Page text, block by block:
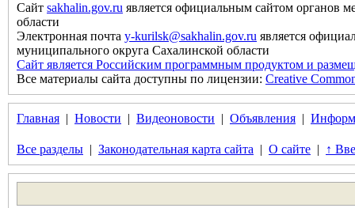
Сайт sakhalin.gov.ru является официальным сайтом органов
области
Электронная почта y-kurilsk@sakhalin.gov.ru является
муниципального округа Сахалинской области
Сайт является Российским программным продуктом и
Все материалы сайта доступны по лицензии: Creative
Главная | Новости | Видеоновости | Объявления |
Все разделы | Законодательная карта сайта | О сайте | ↑